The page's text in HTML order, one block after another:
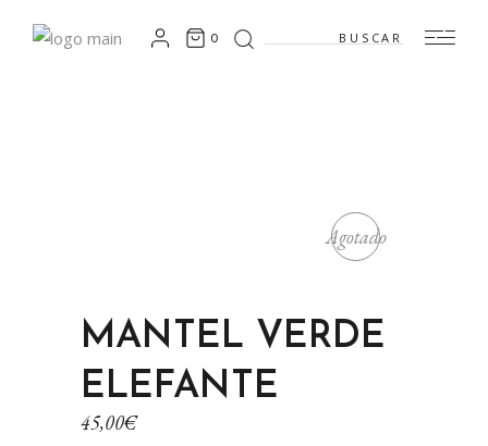
0
Agotado
MANTEL VERDE
ELEFANTE
45,00€